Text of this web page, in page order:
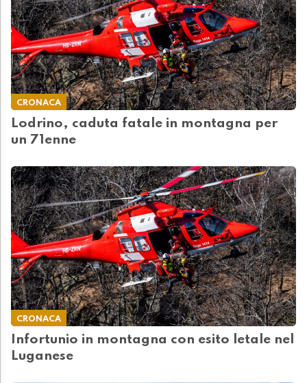
CRONACA
Lodrino, caduta fatale in montagna per
un 71enne
CRONACA
Infortunio in montagna con esito letale nel
Luganese